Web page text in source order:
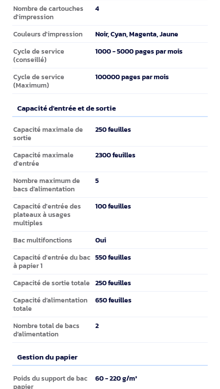
Nombre de cartouches
d'impression
4
Couleurs d'impression Noir, Cyan, Magenta, Jaune
Cycle de service
(conseillé)
1000 - 5000 pages par mois
Cycle de service
(Maximum)
100000 pages par mois
Capacité d'entrée et de sortie
Capacité d'entrée et de sortie
Capacité maximale de
sortie
250 feuilles
Capacité maximale
d'entrée
2300 feuilles
Nombre maximum de
bacs d’alimentation
5
Capacité d'entrée des
plateaux à usages
multiples
100 feuilles
Bac multifonctions Oui
Capacité d'entrée du bac
à papier 1
550 feuilles
Capacité de sortie totale 250 feuilles
Capacité d’alimentation
totale
650 feuilles
Nombre total de bacs
d’alimentation
2
Gestion du papier
Gestion du papier
Poids du support de bac
papier
60 - 220 g/m²